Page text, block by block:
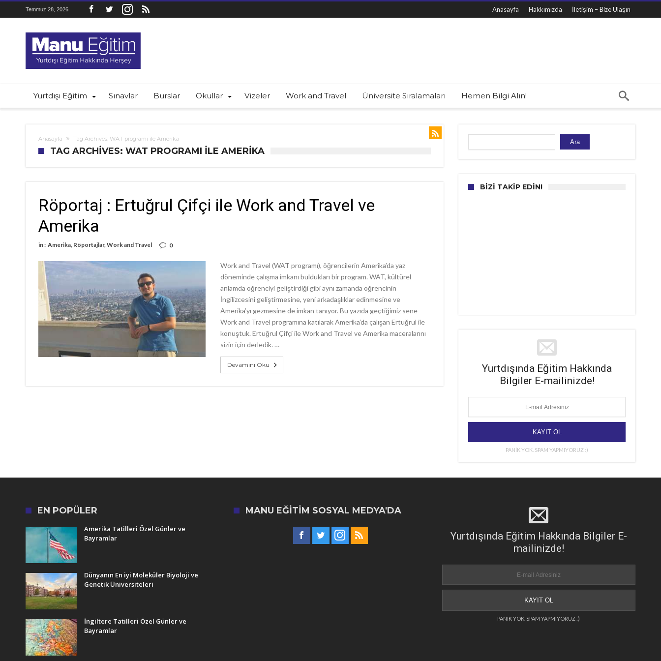
Temmuz 28, 2026 Anasayfa Hakkımızda İletişim – Bize Ulaşın
Yurtdışı Eğitim Sınavlar Burslar Okullar Vizeler Work and Travel Üniversite Sıralamaları Hemen Bilgi Alın!
Anasayfa Tag Archives: WAT programı ile Amerika
TAG ARCHIVES: WAT PROGRAMI ILE AMERIKA
Röportaj : Ertuğrul Çifçi ile Work and Travel ve
Amerika
in : Amerika, Röportajlar,Work and Travel 0
Work and Travel (WAT programı), öğrencilerin Amerika’da yaz
döneminde çalışma imkanı buldukları bir program. WAT, kültürel
anlamda öğrenciyi geliştirdiği gibi aynı zamanda öğrencinin
İngilizcesini geliştirmesine, yeni arkadaşlıklar edinmesine ve
Amerika’yı gezmesine de imkan tanıyor. Bu yazıda geçtiğimiz sene
Work and Travel programına katılarak Amerika’da çalışan Ertuğrul ile
konuştuk. Ertuğrul Çifçi ile Work and Travel ve Amerika maceralarını
sizin için derledik. …
Devamını Oku
Ara
BIZI TAKIP EDIN!
Yurtdışında Eğitim Hakkında
Bilgiler E-mailinizde!
PANİK YOK. SPAM YAPMIYORUZ :)
EN POPÜLER
Amerika Tatilleri Özel Günler ve
Bayramlar
Dünyanın En iyi Moleküler Biyoloji ve
Genetik Üniversiteleri
İngiltere Tatilleri Özel Günler ve
Bayramlar
MANU EĞITIM SOSYAL MEDYA'DA
Yurtdışında Eğitim Hakkında Bilgiler E-
mailinizde!
PANİK YOK. SPAM YAPMIYORUZ :)